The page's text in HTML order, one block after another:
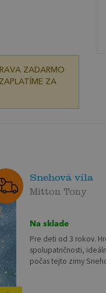
ZADARMO
ZA
Snehová víla
Mitton Tony
Na sklade
Pre deti od 3 rokov.
spolupatričnosti,
počas tejto zimy